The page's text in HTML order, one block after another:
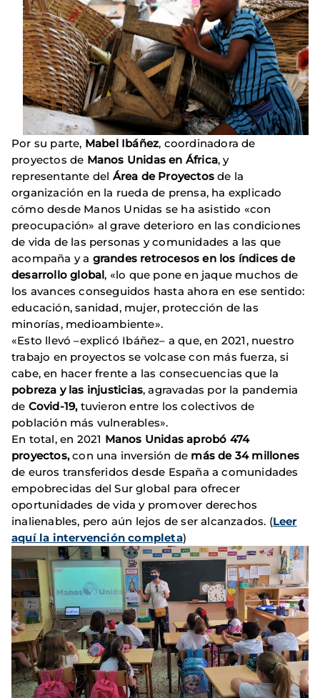
Por su parte, Mabel Ibáñez, coordinadora de
proyectos de Manos Unidas en África, y
representante del Área de Proyectos de la
organización en la rueda de prensa, ha explicado
cómo desde Manos Unidas se ha asistido «con
preocupación» al grave deterioro en las condiciones
de vida de las personas y comunidades a las que
acompaña y a grandes retrocesos en los índices de
desarrollo global, «lo que pone en jaque muchos de
los avances conseguidos hasta ahora en ese sentido:
educación, sanidad, mujer, protección de las
minorías, medioambiente».
«Esto llevó –explicó Ibáñez– a que, en 2021, nuestro
trabajo en proyectos se volcase con más fuerza, si
cabe, en hacer frente a las consecuencias que la
pobreza y las injusticias, agravadas por la pandemia
de Covid-19, tuvieron entre los colectivos de
población más vulnerables».
En total, en 2021 Manos Unidas aprobó 474
proyectos,con una inversión de más de 34 millones
de euros transferidos desde España a comunidades
empobrecidas del Sur global para ofrecer
oportunidades de vida y promover derechos
inalienables, pero aún lejos de ser alcanzados. (Leer
aquí la intervención completa)